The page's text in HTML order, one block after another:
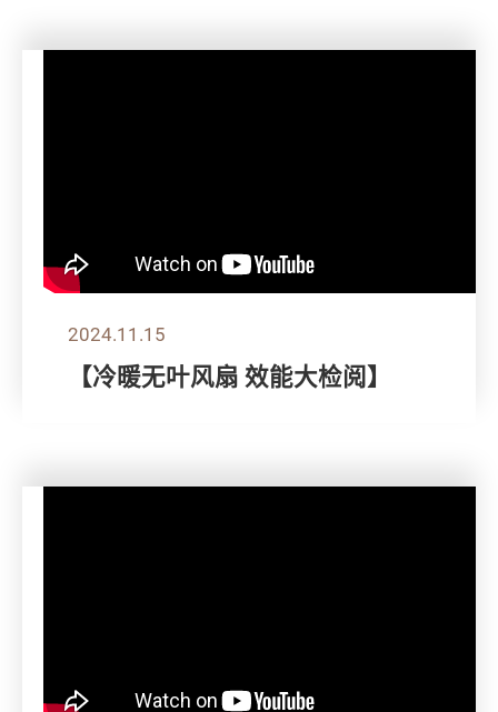
2024.11.15
【冷暖无叶风扇 效能大检阅】